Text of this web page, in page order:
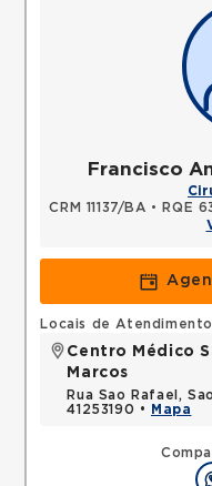
Francisco
CRM 11137/BA • RQE
Locais de Atendimento
Centro Médico
Marcos
Rua Sao Rafael,
41253190 •
Mapa